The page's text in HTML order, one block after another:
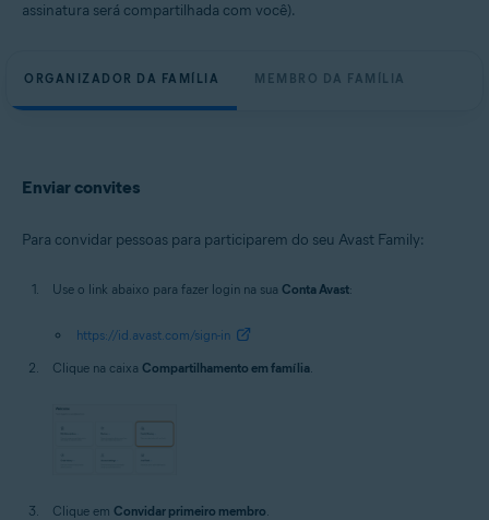
assinatura será compartilhada com você).
ORGANIZADOR DA FAMÍLIA MEMBRO DA FAMÍLIA
Enviar convites
Para convidar pessoas para participarem do seu Avast Family:
Use o link abaixo para fazer login na sua Conta Avast:
https://id.avast.com/sign-in
Clique na caixa Compartilhamento em família.
Clique em Convidar primeiro membro